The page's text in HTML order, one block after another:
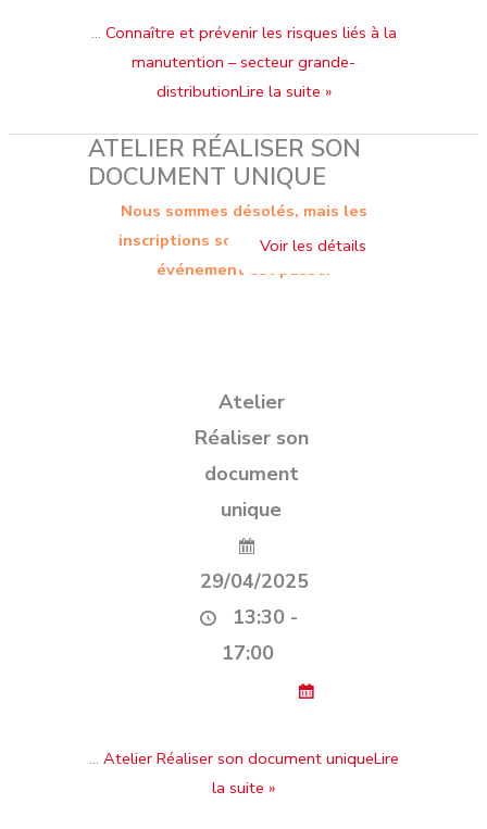
… Connaître et prévenir les risques liés à la
manutention – secteur grande-
distributionLire la suite »
ATELIER RÉALISER SON
DOCUMENT UNIQUE
Nous sommes désolés, mais les
inscriptions sont terminées. Cet
événement est passé.
Atelier
Réaliser son
document
unique
29/04/2025
13:30 -
17:00
… Atelier Réaliser son document uniqueLire
la suite »